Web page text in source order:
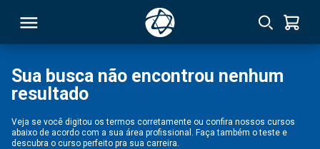
Sua busca não encontrou nenhum
resultado
Veja se você digitou os termos corretamente ou confira nossos cursos
abaixo de acordo com a sua área profissional. Faça também o teste e
descubra o curso perfeito pra sua carreira.